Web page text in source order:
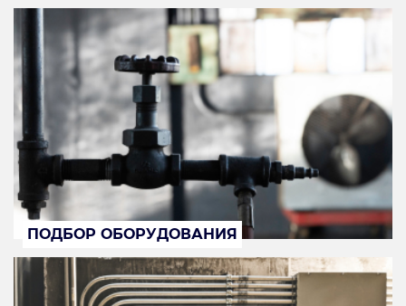
ПОДБОР ОБОРУДОВАНИЯ